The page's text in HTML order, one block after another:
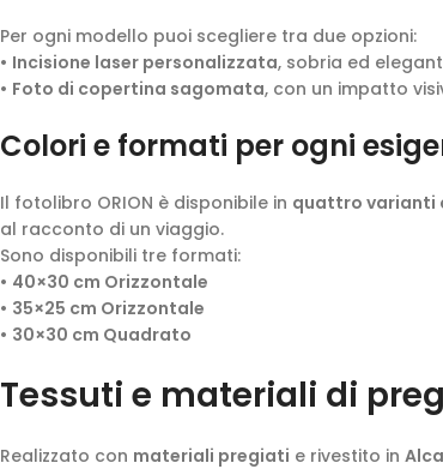
Per ogni modello puoi scegliere tra due opzioni:
• Incisione laser personalizzata, sobria ed
• Foto di copertina sagomata, con un impatto
Colori e formati per ogni
Il fotolibro ORION è disponibile in quattro varianti
al racconto di un viaggio.
Sono disponibili tre formati:
• 40×30 cm Orizzontale
• 35×25 cm Orizzontale
• 30×30 cm Quadrato
Tessuti e materiali di
Realizzato con materiali pregiati e rivestito in